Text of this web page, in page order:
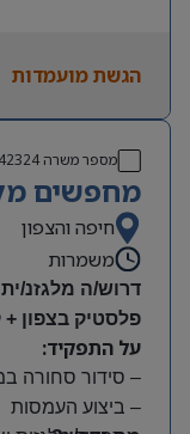
הגשת מועמדות
מספר משרה
מחפשים
חיפה והצפון
משמרות
דרוש/ה מלגזנ/
פלסטיק בצפון
על התפקיד:
– סידור סחורה
– ביצוע העמסות